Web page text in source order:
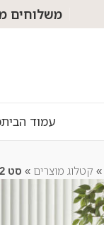
משלוחים מהירים 1-
עמוד הבית
» קטלוג מוצרים » סט 2 כיסאות לפינת אוכל דגם סינגפור שחור – הובלה חינם!